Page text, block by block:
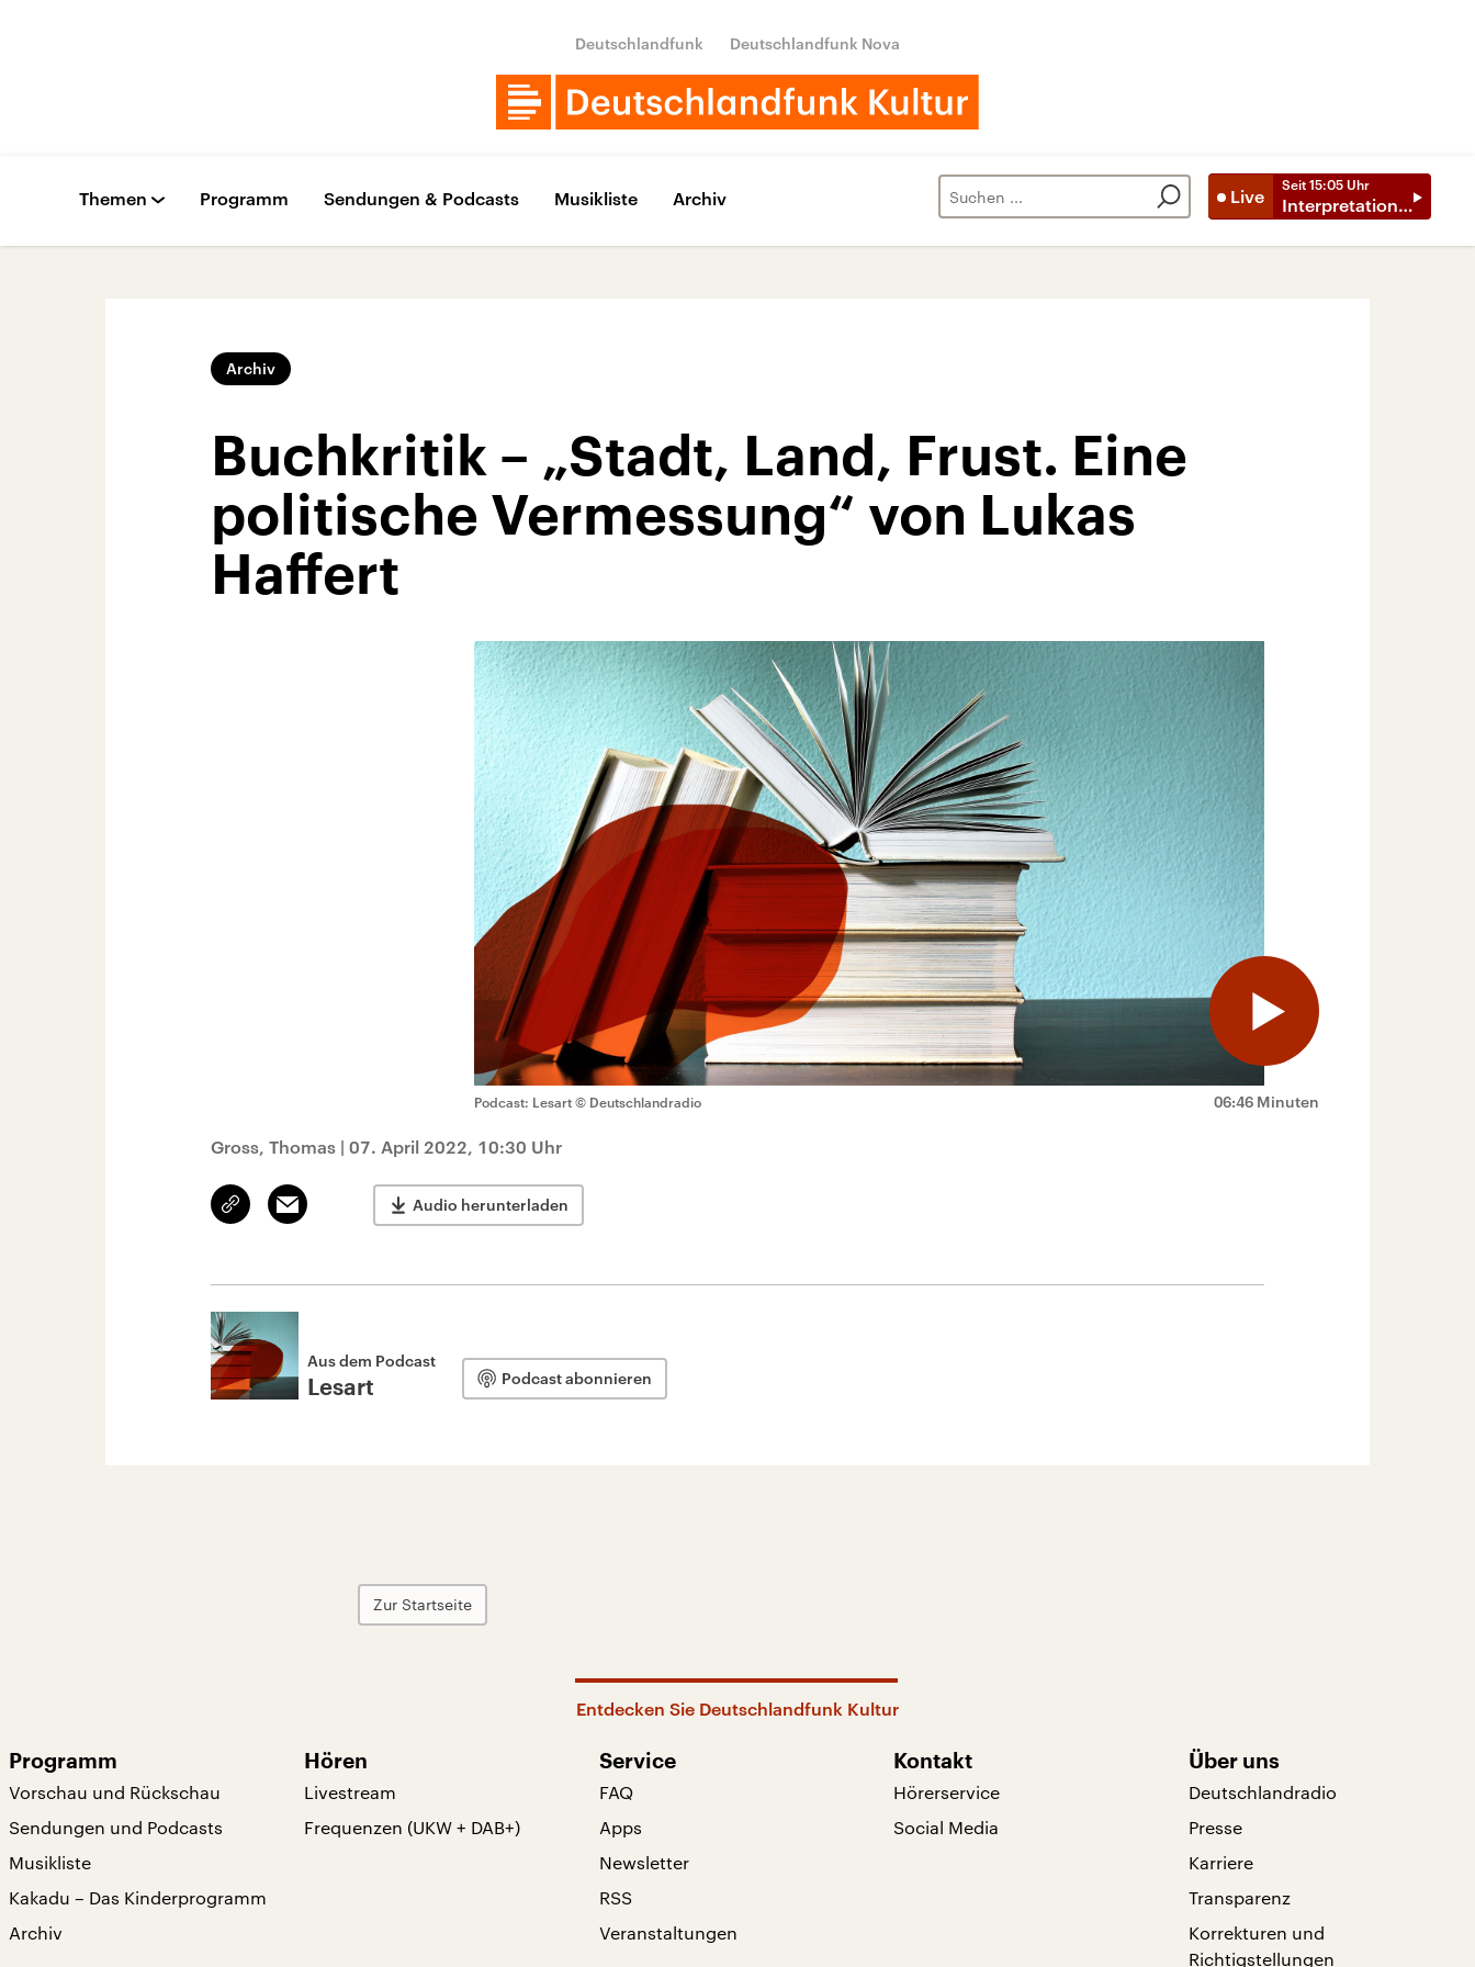
Deutschlandfunk Deutschlandfunk Nova
Live
Seit 15:05 Uhr
Interpretationen
Themen Programm Sendungen & Podcasts Musikliste Archiv
Archiv
Buchkritik – „Stadt, Land, Frust. Eine
politische Vermessung“ von Lukas
Haffert
06:46 Minuten
Podcast: Lesart © Deutschlandradio
Gross, Thomas | 07. April 2022, 10:30 Uhr
Link
kopieren/teilen
Email Audio herunterladen
Aus dem Podcast
Lesart Podcast abonnieren
Zur Startseite
Entdecken Sie Deutschlandfunk Kultur
Programm
Vorschau und Rückschau
Sendungen und Podcasts
Musikliste
Kakadu – Das Kinderprogramm
Archiv
Hören
Livestream
Frequenzen (UKW + DAB+)
Service
FAQ
Apps
Newsletter
RSS
Veranstaltungen
Kontakt
Hörerservice
Social Media
Über uns
Deutschlandradio
Presse
Karriere
Transparenz
Korrekturen und
Richtigstellungen